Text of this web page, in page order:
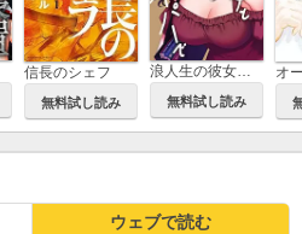
信長のシェフ
無料試し読み
浪人生の彼女とスーパーで
無料試し読み
オ
ウェブで読む